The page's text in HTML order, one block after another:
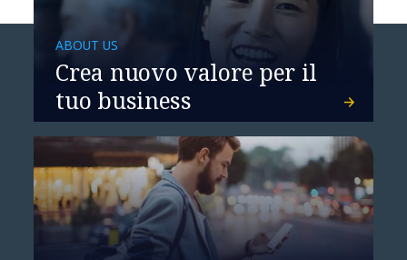
ABOUT US
Crea nuovo valore per il
tuo business